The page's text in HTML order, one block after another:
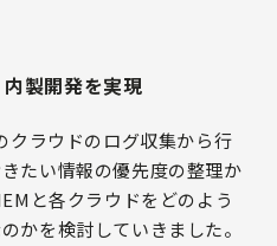
製開発を実現
クラウドのログ収集から行
たい情報の優先度の整理か
と各クラウドをどのよう
かを検討していきました。